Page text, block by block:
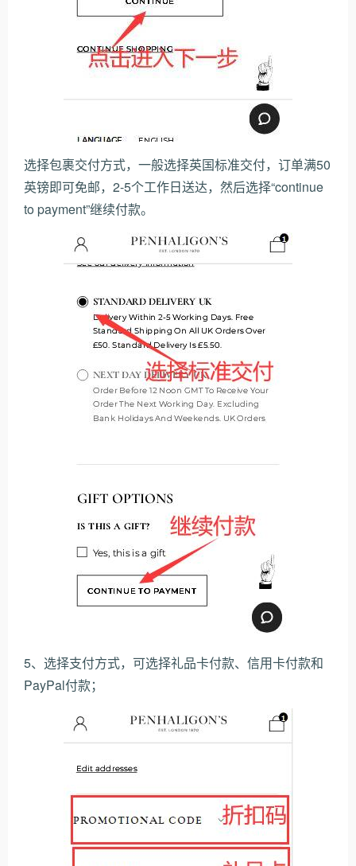
选择包裹交付方式，一般选择英国标准交付，订单满50
英镑即可免邮，2-5个工作日送达，然后选择“continue
to payment”继续付款。
5、选择支付方式，可选择礼品卡付款、信用卡付款和
PayPal付款；